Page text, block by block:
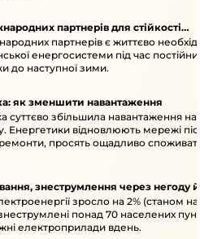
партнерів для стійкості
партнерів є життєво
енергосистеми під час
до наступної зими.
як зменшити навантаження
суттєво збільшила навантаження на
Енергетики відновлюють мережі
просять ощадливо
знеструмлення через негоду
зросло на 2% (станом на
понад 70 населених
електроприлади вдень.